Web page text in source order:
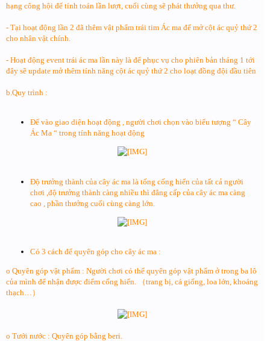
hạng công hội để tính toán lần lượt, cuối cùng sẽ phát thưởng qua thư.
- Tại hoạt động lần 2 đã thêm vật phẩm trái tim Ác ma để mở cột ác quỷ thứ 2
cho nhân vật chính.
- Hoạt động event trái ác ma lần này là để phục vụ cho phiên bản tháng 1 tới
đây sẽ update mở thêm tính năng cột ác quỷ thứ 2 cho loạt đồng đội đầu tiên
b.Quy trình :
Để vào giao diện hoạt động , người chơi chọn vào biểu tượng “ Cây
Ác Ma “ trong tính năng hoạt động
Độ trưởng thành của cây ác ma là tổng cống hiến của tất cả người
chơi ,độ trưởng thành càng nhiều thì đẳng cấp của cây ác ma càng
cao , phần thưởng cuối cùng càng lớn.
Có 3 cách để quyên góp cho cây ác ma :
o Quyên góp vật phẩm : Người chơi có thể quyên góp vật phẩm ở trong ba lô
của mình để nhận được điểm cống hiến. （trang bị, cá giống, loa lớn, khoáng
thạch…）
o Tưới nước : Quyên góp bằng beri.